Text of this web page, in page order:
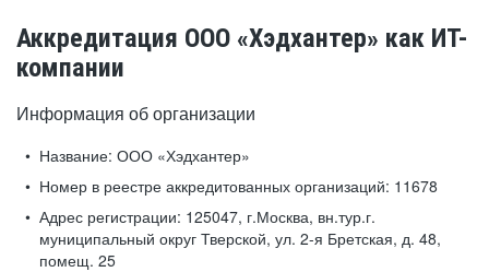
Аккредитация ООО «Хэдхантер» как ИТ-
компании
Информация об организации
Название: ООО «Хэдхантер»
Номер в реестре аккредитованных организаций: 11678
Адрес регистрации: 125047, г.Москва, вн.тур.г.
муниципальный округ Тверской, ул. 2-я Бретская, д. 48,
помещ. 25